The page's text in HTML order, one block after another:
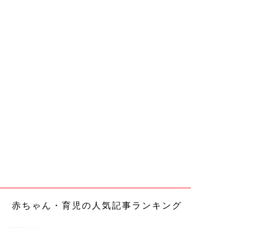
赤ちゃん・育児の人気記事ランキング